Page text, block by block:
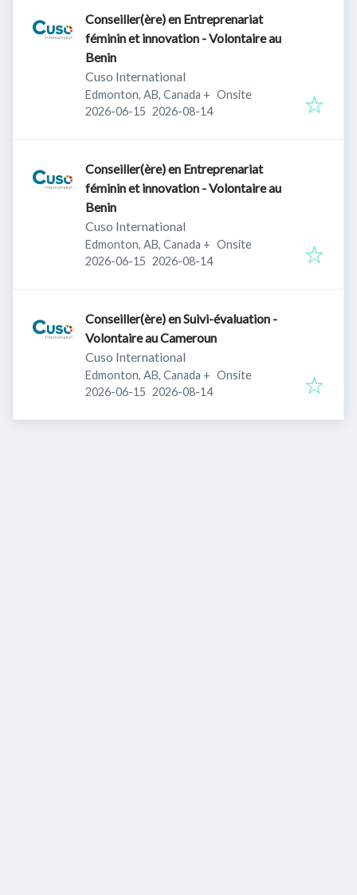
Conseiller(ère) en Entreprenariat
féminin et innovation - Volontaire au
Benin
Cuso International
Edmonton, AB, Canada + Onsite
Published:
2026-06-15 Expires:
2026-08-14
Conseiller(ère) en Entreprenariat
féminin et innovation - Volontaire au
Benin
Cuso International
Edmonton, AB, Canada + Onsite
Published:
2026-06-15 Expires:
2026-08-14
Conseiller(ère) en Suivi-évaluation -
Volontaire au Cameroun
Cuso International
Edmonton, AB, Canada + Onsite
Published:
2026-06-15 Expires:
2026-08-14